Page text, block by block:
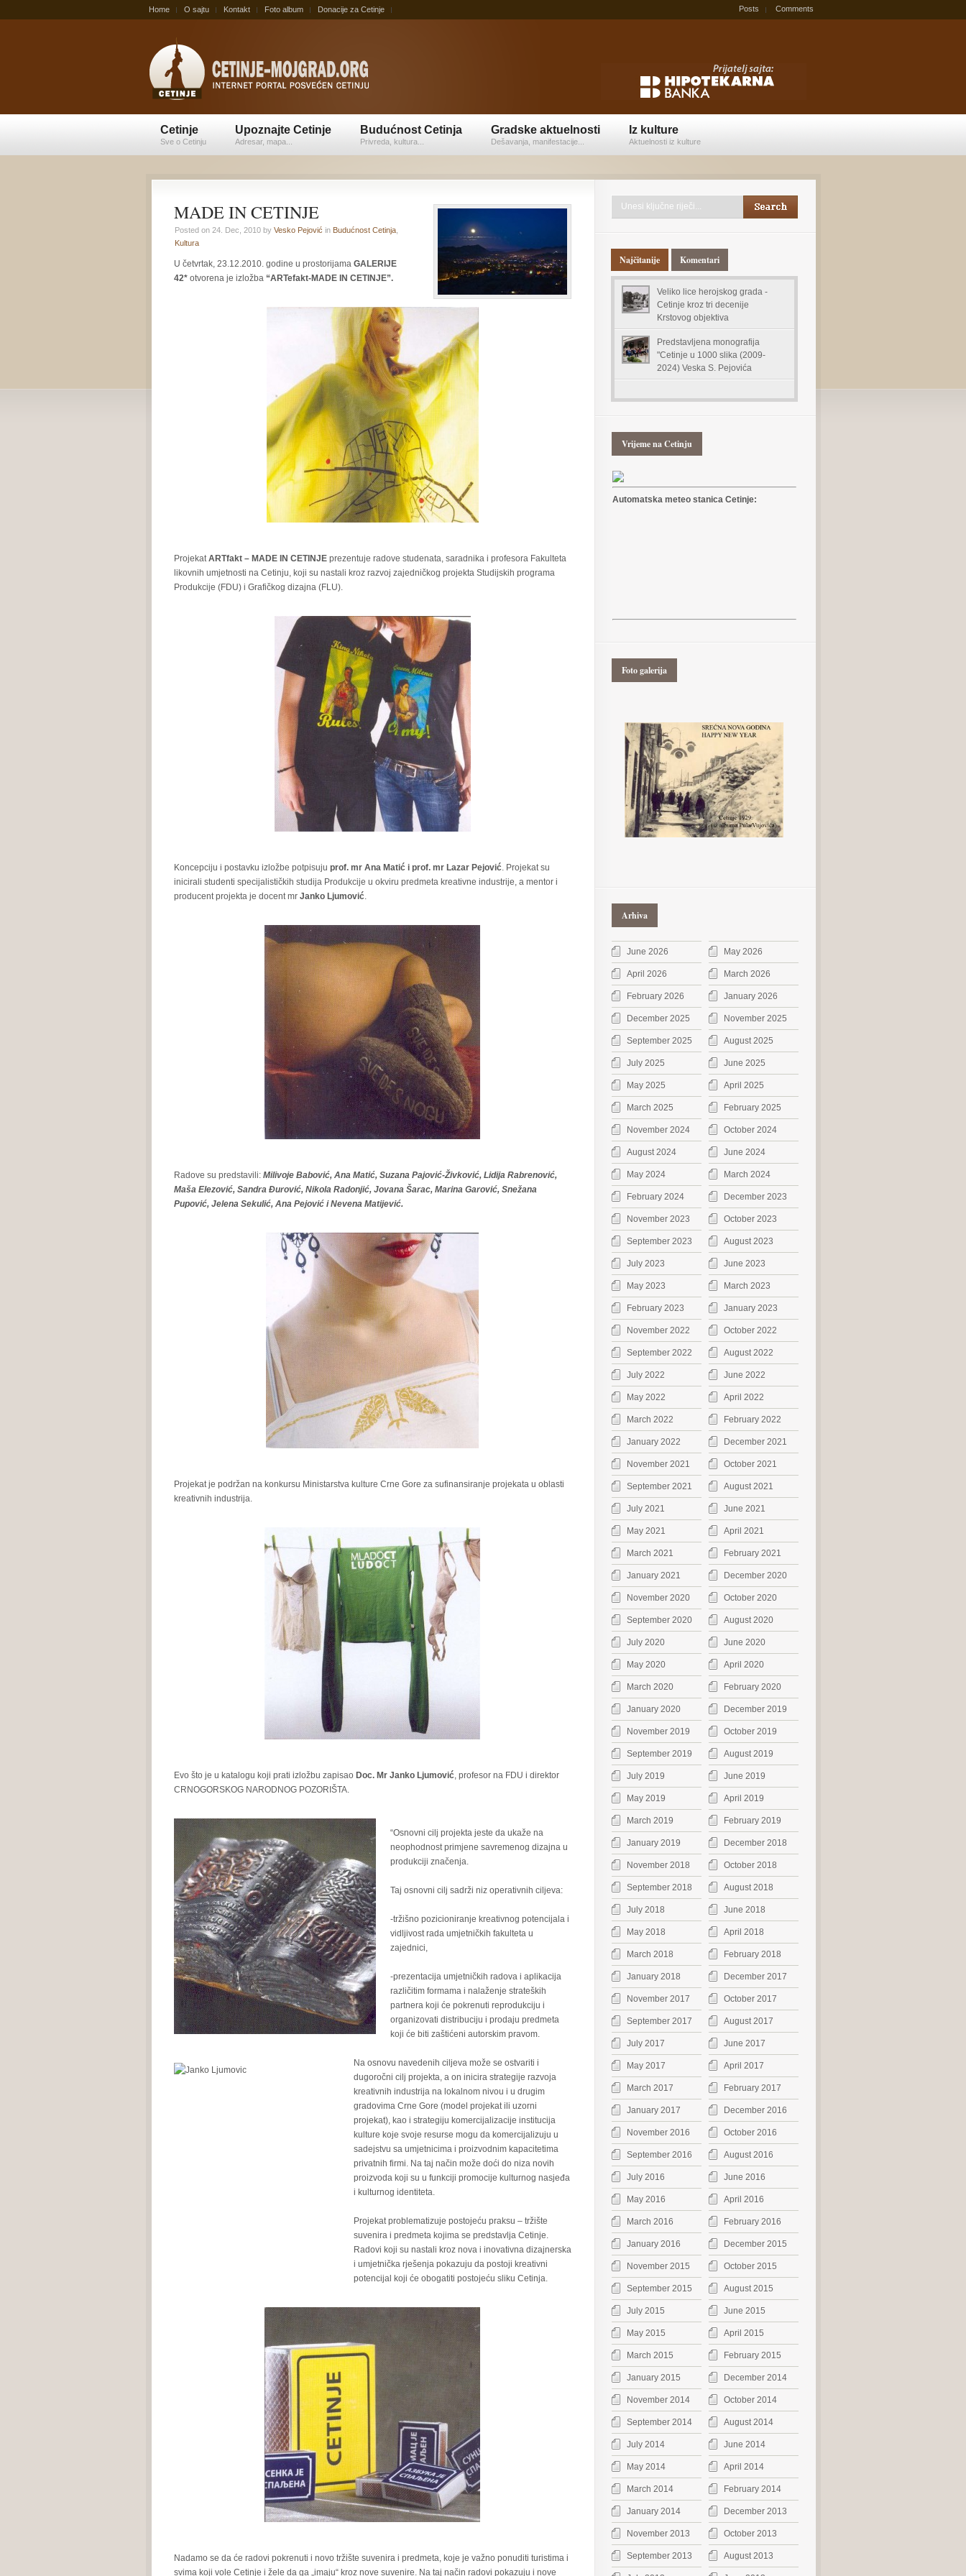
Home O sajtu Kontakt Foto album Donacije za Cetinje Posts Comments
Cetinje
Sve o Cetinju
Upoznajte Cetinje
Adresar, mapa...
Budućnost Cetinja
Privreda, kultura...
Gradske aktuelnosti
Dešavanja, manifestacije...
Iz kulture
Aktuelnosti iz kulture
MADE IN CETINJE
Posted on 24. Dec, 2010 by Vesko Pejović in Budućnost Cetinja,
Kultura
U četvrtak, 23.12.2010. godine u prostorijama GALERIJE
42*otvorena je izložba “ARTefakt-MADE IN CETINJE”.
ProjekatARTfakt – MADE IN CETINJEprezentuje radove studenata, saradnika i profesora Fakulteta
likovnih umjetnosti na Cetinju, koji su nastali kroz razvoj zajedničkog projekta Studijskih programa
Produkcije (FDU) i Grafičkog dizajna (FLU).
Koncepciju i postavku izložbe potpisuju prof. mr Ana Matić i prof. mr Lazar Pejović. Projekat su
inicirali studenti specijalističkih studija Produkcije u okviru predmeta kreativne industrije, a mentor i
producent projekta je docent mr Janko Ljumović.
Radove su predstavili: Milivoje Babović, Ana Matić, Suzana Pajović-Živković, Lidija Rabrenović,
Maša Elezović, Sandra Đurović, Nikola Radonjić, Jovana Šarac, Marina Garović, Snežana
Pupović, Jelena Sekulić, Ana Pejović i Nevena Matijević.
Projekat je podržan na konkursu Ministarstva kulture Crne Gore za sufinansiranje projekata u oblasti
kreativnih industrija.
Evo što je u katalogu koji prati izložbu zapisao Doc. Mr Janko Ljumović, profesor na FDU i direktor
CRNOGORSKOG NARODNOG POZORIŠTA.
“Osnovni cilj projekta jeste da ukaže na
neophodnost primjene savremenog dizajna u
produkciji značenja.
Taj osnovni cilj sadrži niz operativnih ciljeva:
-tržišno pozicioniranje kreativnog potencijala i
vidljivost rada umjetničkih fakulteta u
zajednici,
-prezentacija umjetničkih radova i aplikacija
različitim formama i nalaženje strateških
partnera koji će pokrenuti reprodukciju i
organizovati distribuciju i prodaju predmeta
koji će biti zaštićeni autorskim pravom.
Na osnovu navedenih ciljeva može se ostvariti i
dugoročni cilj projekta, a on inicira strategije razvoja
kreativnih industrija na lokalnom nivou i u drugim
gradovima Crne Gore (model projekat ili uzorni
projekat), kao i strategiju komercijalizacije institucija
kulture koje svoje resurse mogu da komercijalizuju u
sadejstvu sa umjetnicima i proizvodnim kapacitetima
privatnih firmi. Na taj način može doći do niza novih
proizvoda koji su u funkciji promocije kulturnog nasjeđa
i kulturnog identiteta.
Projekat problematizuje postojeću praksu – tržište
suvenira i predmeta kojima se predstavlja Cetinje.
Radovi koji su nastali kroz nova i inovativna dizajnerska
i umjetnička rješenja pokazuju da postoji kreativni
potencijal koji će obogatiti postojeću sliku Cetinja.
Nadamo se da će radovi pokrenuti i novo tržište suvenira i predmeta, koje je važno ponuditi turistima i
svima koji vole Cetinje i žele da ga „imaju“ kroz nove suvenire. Na taj način radovi pokazuju i nove
Najčitanije Komentari
Veliko lice herojskog grada -
Cetinje kroz tri decenije
Krstovog objektiva
Predstavljena monografija
"Cetinje u 1000 slika (2009-
2024) Veska S. Pejovića
Vrijeme na Cetinju
Automatska meteo stanica Cetinje:
Foto galerija
Arhiva
June 2026 May 2026
April 2026 March 2026
February 2026 January 2026
December 2025 November 2025
September 2025 August 2025
July 2025 June 2025
May 2025 April 2025
March 2025 February 2025
November 2024 October 2024
August 2024 June 2024
May 2024 March 2024
February 2024 December 2023
November 2023 October 2023
September 2023 August 2023
July 2023 June 2023
May 2023 March 2023
February 2023 January 2023
November 2022 October 2022
September 2022 August 2022
July 2022 June 2022
May 2022 April 2022
March 2022 February 2022
January 2022 December 2021
November 2021 October 2021
September 2021 August 2021
July 2021 June 2021
May 2021 April 2021
March 2021 February 2021
January 2021 December 2020
November 2020 October 2020
September 2020 August 2020
July 2020 June 2020
May 2020 April 2020
March 2020 February 2020
January 2020 December 2019
November 2019 October 2019
September 2019 August 2019
July 2019 June 2019
May 2019 April 2019
March 2019 February 2019
January 2019 December 2018
November 2018 October 2018
September 2018 August 2018
July 2018 June 2018
May 2018 April 2018
March 2018 February 2018
January 2018 December 2017
November 2017 October 2017
September 2017 August 2017
July 2017 June 2017
May 2017 April 2017
March 2017 February 2017
January 2017 December 2016
November 2016 October 2016
September 2016 August 2016
July 2016 June 2016
May 2016 April 2016
March 2016 February 2016
January 2016 December 2015
November 2015 October 2015
September 2015 August 2015
July 2015 June 2015
May 2015 April 2015
March 2015 February 2015
January 2015 December 2014
November 2014 October 2014
September 2014 August 2014
July 2014 June 2014
May 2014 April 2014
March 2014 February 2014
January 2014 December 2013
November 2013 October 2013
September 2013 August 2013